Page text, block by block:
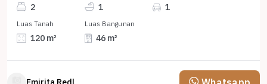
2 1 1
Luas Tanah
120 m²
Luas Bangunan
46 m²